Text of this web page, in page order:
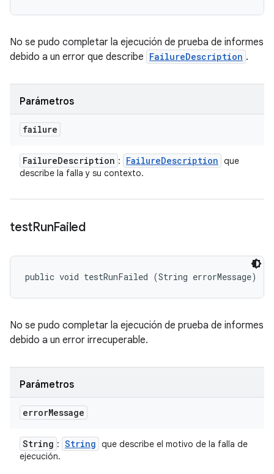
No se pudo completar la ejecución de prueba de informes
debido a un error que describe FailureDescription .
Parámetros
failure
FailureDescription : FailureDescription que
describe la falla y su contexto.
testRunFailed
public void testRunFailed (String errorMessage)
No se pudo completar la ejecución de prueba de informes
debido a un error irrecuperable.
Parámetros
errorMessage
String : String que describe el motivo de la falla de
ejecución.